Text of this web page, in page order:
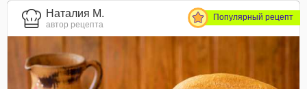
Наталия М.
автор рецепта
Популярный рецепт